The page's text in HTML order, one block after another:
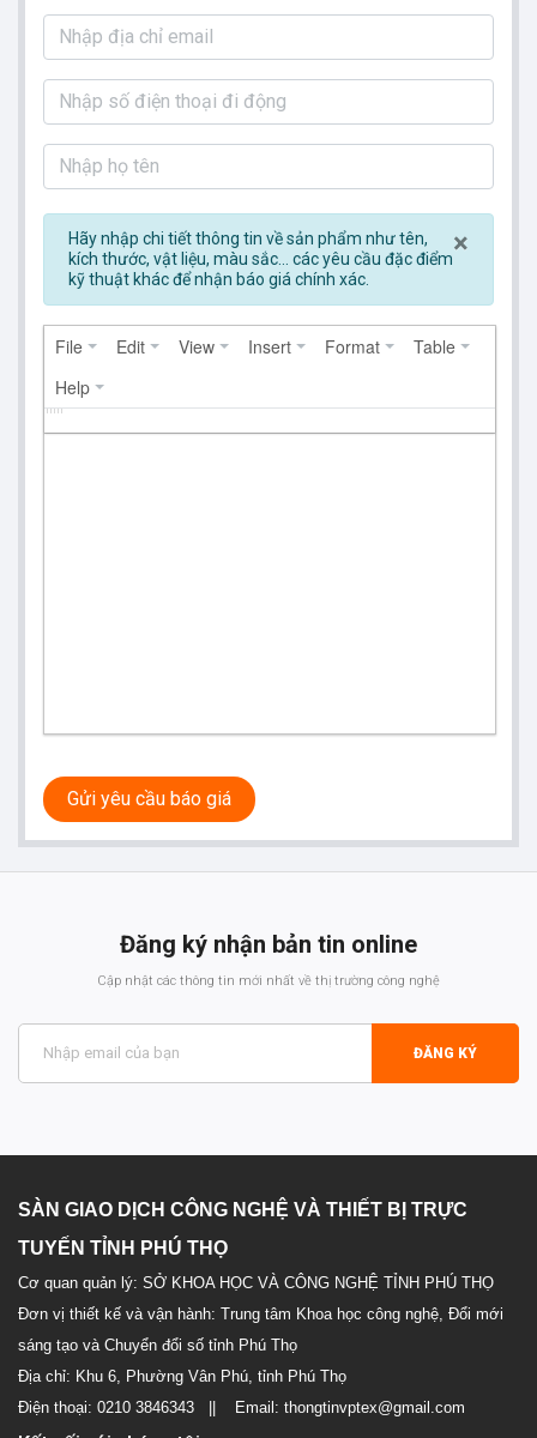
×
Hãy nhập chi tiết thông tin về sản phẩm như tên,
kích thước, vật liệu, màu sắc... các yêu cầu đặc điểm
kỹ thuật khác để nhận báo giá chính xác.
File Edit View Insert Format
Table
Help
Gửi yêu cầu báo giá
Đăng ký nhận bản tin online
Cập nhật các thông tin mới nhất về thị trường công nghệ
ĐĂNG KÝ
SÀN GIAO DỊCH CÔNG NGHỆ VÀ THIẾT BỊ TRỰC
TUYẾN TỈNH PHÚ THỌ
Cơ quan quản lý: SỞ KHOA HỌC VÀ CÔNG NGHỆ TỈNH PHÚ THỌ
Đơn vị thiết kế và vận hành: Trung tâm Khoa học công nghệ, Đổi mới
sáng tạo và Chuyển đổi số tỉnh Phú Thọ
Địa chỉ: Khu 6, Phường Vân Phú, tỉnh Phú Thọ
Điện thoại: 0210 3846343 || Email: thongtinvptex@gmail.com